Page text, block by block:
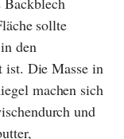
sollte
den
ist. Die Masse in
machen sich
und